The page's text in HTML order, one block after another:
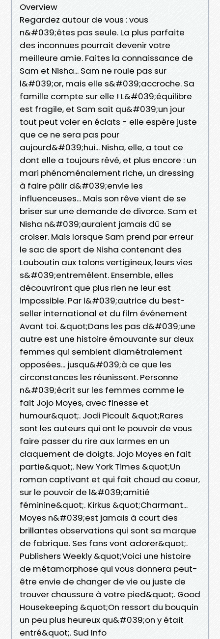
Overview
Regardez autour de vous : vous
n&#039;êtes pas seule. La plus parfaite
des inconnues pourrait devenir votre
meilleure amie. Faites la connaissance de
Sam et Nisha... Sam ne roule pas sur
l&#039;or, mais elle s&#039;accroche. Sa
famille compte sur elle ! L&#039;équilibre
est fragile, et Sam sait qu&#039;un jour
tout peut voler en éclats - elle espère juste
que ce ne sera pas pour
aujourd&#039;hui... Nisha, elle, a tout ce
dont elle a toujours rêvé, et plus encore : un
mari phénoménalement riche, un dressing
à faire pâlir d&#039;envie les
influenceuses... Mais son rêve vient de se
briser sur une demande de divorce. Sam et
Nisha n&#039;auraient jamais dû se
croiser. Mais lorsque Sam prend par erreur
le sac de sport de Nisha contenant des
Louboutin aux talons vertigineux, leurs vies
s&#039;entremêlent. Ensemble, elles
découvriront que plus rien ne leur est
impossible. Par l&#039;autrice du best-
seller international et du film événement
Avant toi. &quot;Dans les pas d&#039;une
autre est une histoire émouvante sur deux
femmes qui semblent diamétralement
opposées... jusqu&#039;à ce que les
circonstances les réunissent. Personne
n&#039;écrit sur les femmes comme le
fait Jojo Moyes, avec finesse et
humour&quot;. Jodi Picoult &quot;Rares
sont les auteurs qui ont le pouvoir de vous
faire passer du rire aux larmes en un
claquement de doigts. Jojo Moyes en fait
partie&quot;. New York Times &quot;Un
roman captivant et qui fait chaud au coeur,
sur le pouvoir de l&#039;amitié
féminine&quot;. Kirkus &quot;Charmant...
Moyes n&#039;est jamais à court des
brillantes observations qui sont sa marque
de fabrique. Ses fans vont adorer&quot;.
Publishers Weekly &quot;Voici une histoire
de métamorphose qui vous donnera peut-
être envie de changer de vie ou juste de
trouver chaussure à votre pied&quot;. Good
Housekeeping &quot;On ressort du bouquin
un peu plus heureux qu&#039;on y était
entré&quot;. Sud Info